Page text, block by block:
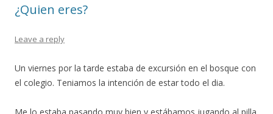
¿Quien eres?
Leave a reply
Un viernes por la tarde estaba de excursión en el bosque con
el colegio. Teniamos la intención de estar todo el dia.